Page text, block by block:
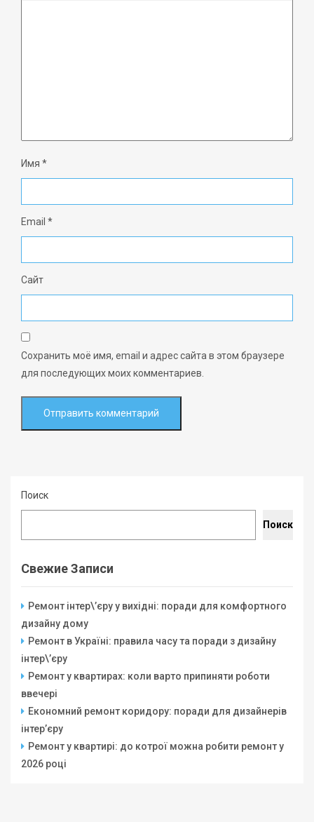
Имя *
Email *
Сайт
Сохранить моё имя, email и адрес сайта в этом браузере
для последующих моих комментариев.
Поиск
Поиск
Свежие Записи
Ремонт інтер\’єру у вихідні: поради для комфортного
дизайну дому
Ремонт в Україні: правила часу та поради з дизайну
інтер\’єру
Ремонт у квартирах: коли варто припиняти роботи
ввечері
Економний ремонт коридору: поради для дизайнерів
інтер’єру
Ремонт у квартирі: до котрої можна робити ремонт у
2026 році